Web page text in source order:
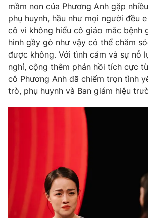
mầm non của Phương Anh gặp
phụ huynh, hầu như mọi người đều
cô vì không hiểu cô giáo mắc bệnh
hình gầy gò như vậy có thể chăm
được không. Với tình cảm và sự nỗ
nghỉ, cộng thêm phản hồi tích cực
cô Phương Anh đã chiếm trọn tình
trò, phụ huynh và Ban giám hiệu